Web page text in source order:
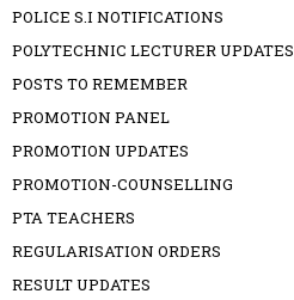
POLICE S.I NOTIFICATIONS
POLYTECHNIC LECTURER UPDATES
POSTS TO REMEMBER
PROMOTION PANEL
PROMOTION UPDATES
PROMOTION-COUNSELLING
PTA TEACHERS
REGULARISATION ORDERS
RESULT UPDATES